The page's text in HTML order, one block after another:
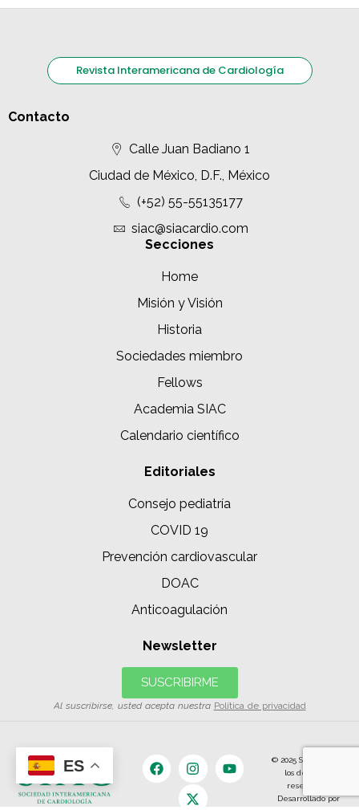
Revista Interamericana de Cardiología
Contacto
Calle Juan Badiano 1
Ciudad de México, D.F., México
(+52) 55-55135177
siac@siacardio.com
Secciones
Home
Misión y Visión
Historia
Sociedades miembro
Fellows
Academia SIAC
Calendario científico
Editoriales
Consejo pediatría
COVID 19
Prevención cardiovascular
DOAC
Anticoagulación
Newsletter
SUSCRIBIRME
Al suscribirse, usted acepta nuestra Política de privacidad
© 2025 SIAC | Todos
los derechos
reservados.
Desarrollado por
ES